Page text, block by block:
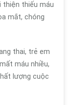
thiện thiếu máu
mắt, chóng
thai, trẻ em
máu nhiều,
lượng cuộc